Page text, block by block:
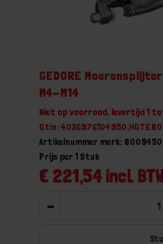
GEDORE
M4-M14
Niet op voorraad, levertijd 1
Gtin:
Artikelnummer merk: 8009450
€ 221,54 incl.
Prijs per 1 Stuk
-